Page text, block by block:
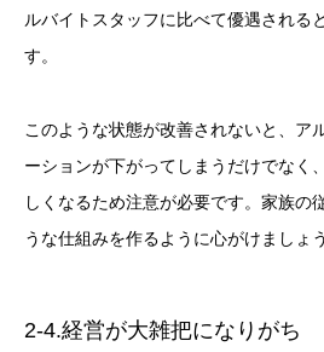
ルバイトスタッフに比べて優遇される
す。
このような状態が改善されないと、ア
ーションが下がってしまうだけでなく
しくなるため注意が必要です。家族の
うな仕組みを作るように心がけましょう
2-4.経営が大雑把になりがち